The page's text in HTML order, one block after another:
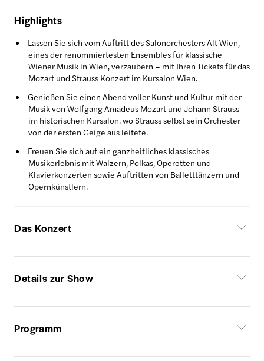
Highlights
Lassen Sie sich vom Auftritt des Salonorchesters Alt Wien,
eines der renommiertesten Ensembles für klassische
Wiener Musik in Wien, verzaubern – mit Ihren Tickets für das
Mozart und Strauss Konzert im Kursalon Wien.
Genießen Sie einen Abend voller Kunst und Kultur mit der
Musik von Wolfgang Amadeus Mozart und Johann Strauss
im historischen Kursalon, wo Strauss selbst sein Orchester
von der ersten Geige aus leitete.
Freuen Sie sich auf ein ganzheitliches klassisches
Musikerlebnis mit Walzern, Polkas, Operetten und
Klavierkonzerten sowie Auftritten von Balletttänzern und
Opernkünstlern.
Das Konzert
Details zur Show
Programm